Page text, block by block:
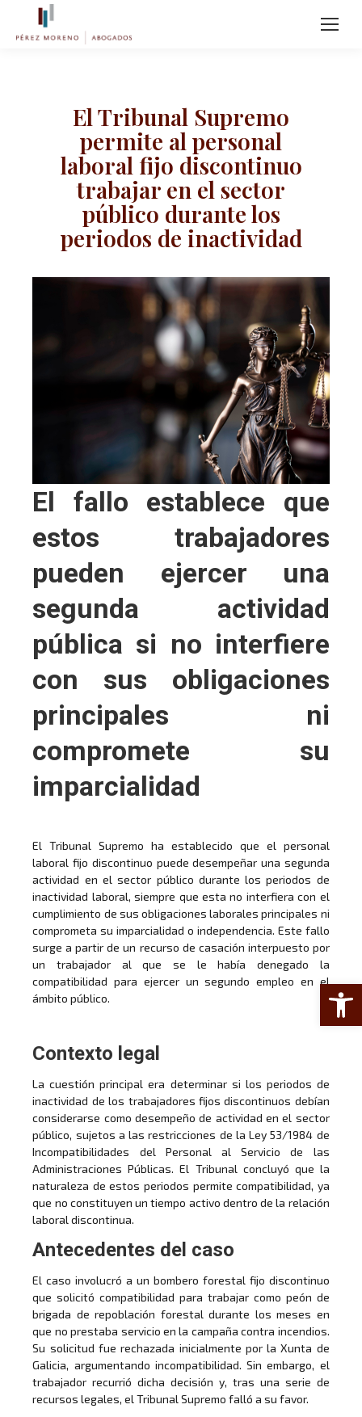
Abrir
El Tribunal Supremo
permite al personal
laboral fijo discontinuo
trabajar en el sector
público durante los
periodos de inactividad
El fallo establece que
estos trabajadores
pueden ejercer una
segunda actividad
pública si no interfiere
con sus obligaciones
principales ni
compromete su
imparcialidad
El Tribunal Supremo ha establecido que el personal
laboral fijo discontinuo puede desempeñar una segunda
actividad en el sector público durante los periodos de
inactividad laboral, siempre que esta no interfiera con el
cumplimiento de sus obligaciones laborales principales ni
comprometa su imparcialidad o independencia. Este fallo
surge a partir de un recurso de casación interpuesto por
un trabajador al que se le había denegado la
compatibilidad para ejercer un segundo empleo en el
ámbito público.
Contexto legal
La cuestión principal era determinar si los periodos de
inactividad de los trabajadores fijos discontinuos debían
considerarse como desempeño de actividad en el sector
público, sujetos a las restricciones de la Ley 53/1984 de
Incompatibilidades del Personal al Servicio de las
Administraciones Públicas. El Tribunal concluyó que la
naturaleza de estos periodos permite compatibilidad, ya
que no constituyen un tiempo activo dentro de la relación
laboral discontinua.
Antecedentes del caso
El caso involucró a un bombero forestal fijo discontinuo
que solicitó compatibilidad para trabajar como peón de
brigada de repoblación forestal durante los meses en
que no prestaba servicio en la campaña contra incendios.
Su solicitud fue rechazada inicialmente por la Xunta de
Galicia, argumentando incompatibilidad. Sin embargo, el
trabajador recurrió dicha decisión y, tras una serie de
recursos legales, el Tribunal Supremo falló a su favor.